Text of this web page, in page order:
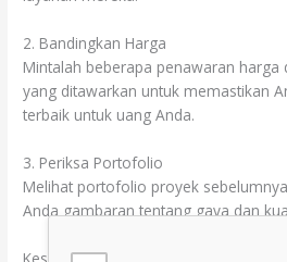
2. Bandingkan Harga
Mintalah beberapa penawaran harga
yang ditawarkan untuk memastikan
terbaik untuk uang Anda.
3. Periksa Portofolio
Melihat portofolio proyek
Anda gambaran tentang gaya dan